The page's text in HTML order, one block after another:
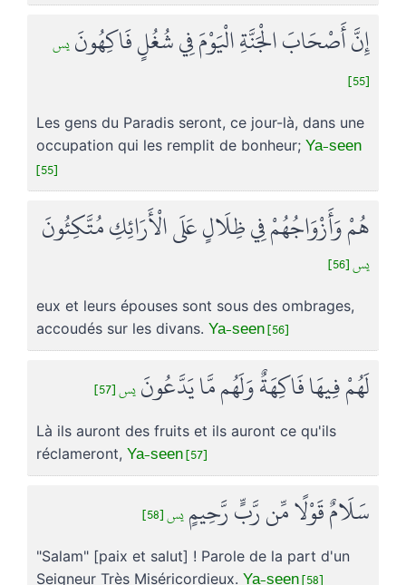
إِنَّ أَصْحَابَ الْجَنَّةِ الْيَوْمَ فِي شُغُلٍ فَاكِهُونَ يس
[55]
Les gens du Paradis seront, ce jour-là, dans une
occupation qui les remplit de bonheur; Ya-seen
[55]
هُمْ وَأَزْوَاجُهُمْ فِي ظِلَالٍ عَلَى الْأَرَائِكِ مُتَّكِئُونَ
يس [56]
eux et leurs épouses sont sous des ombrages,
accoudés sur les divans. Ya-seen [56]
لَهُمْ فِيهَا فَاكِهَةٌ وَلَهُم مَّا يَدَّعُونَ يس [57]
Là ils auront des fruits et ils auront ce qu'ils
réclameront, Ya-seen [57]
سَلَامٌ قَوْلًا مِّن رَّبٍّ رَّحِيمٍ يس [58]
"Salam" [paix et salut] ! Parole de la part d'un
Seigneur Très Miséricordieux. Ya-seen [58]